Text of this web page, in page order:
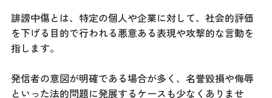
誹謗中傷とは、特定の個人や企業に対して、社会的評価
を下げる目的で行われる悪意ある表現や攻撃的な言動を
指します。
発信者の意図が明確である場合が多く、名誉毀損や侮辱
といった法的問題に発展するケースも少なくありませ